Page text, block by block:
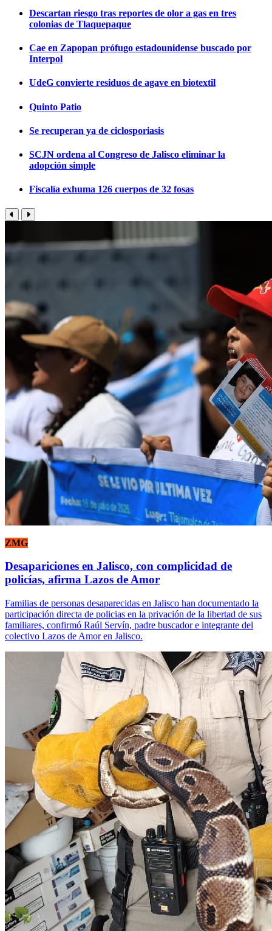
Descartan riesgo tras reportes de olor a gas en tres
colonias de Tlaquepaque
Cae en Zapopan prófugo estadounidense buscado por
Interpol
UdeG convierte residuos de agave en biotextil
Quinto Patio
Se recuperan ya de ciclosporiasis
SCJN ordena al Congreso de Jalisco eliminar la
adopción simple
Fiscalía exhuma 126 cuerpos de 32 fosas
ZMG
Desapariciones en Jalisco, con complicidad de
policías, afirma Lazos de Amor
Familias de personas desaparecidas en Jalisco han documentado la
participación directa de policias en la privación de la libertad de sus
familiares, confirmó Raúl Servín, padre buscador e integrante del
colectivo Lazos de Amor en Jalisco.